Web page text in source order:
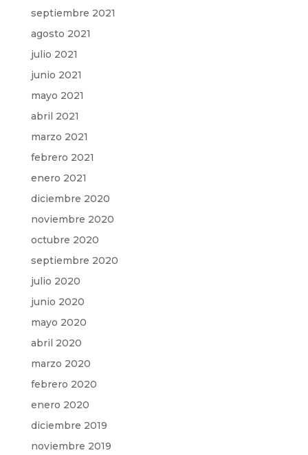
septiembre 2021
agosto 2021
julio 2021
junio 2021
mayo 2021
abril 2021
marzo 2021
febrero 2021
enero 2021
diciembre 2020
noviembre 2020
octubre 2020
septiembre 2020
julio 2020
junio 2020
mayo 2020
abril 2020
marzo 2020
febrero 2020
enero 2020
diciembre 2019
noviembre 2019